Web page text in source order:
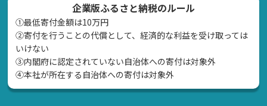
企業版ふるさと納税のルール
①最低寄付金額は10万円
②寄付を行うことの代償として、経済的な利益を受け取っては
いけない
➂内閣府に認定されていない自治体への寄付は対象外
④本社が所在する自治体への寄付は対象外